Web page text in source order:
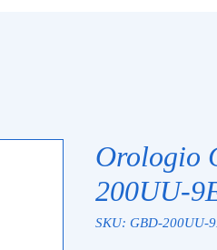
Orologio
200UU-
SKU: GBD-200UU-